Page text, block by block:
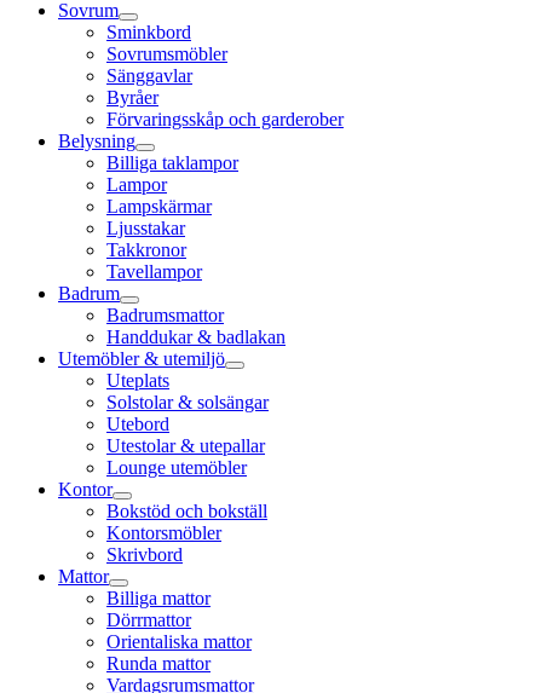
Sovrum
Sminkbord
Sovrumsmöbler
Sänggavlar
Byråer
Förvaringsskåp och garderober
Belysning
Billiga taklampor
Lampor
Lampskärmar
Ljusstakar
Takkronor
Tavellampor
Badrum
Badrumsmattor
Handdukar & badlakan
Utemöbler & utemiljö
Uteplats
Solstolar & solsängar
Utebord
Utestolar & utepallar
Lounge utemöbler
Kontor
Bokstöd och bokställ
Kontorsmöbler
Skrivbord
Mattor
Billiga mattor
Dörrmattor
Orientaliska mattor
Runda mattor
Vardagsrumsmattor